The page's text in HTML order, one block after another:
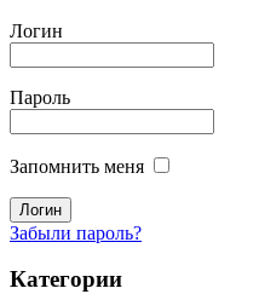
Логин
Пароль
Запомнить меня
Забыли пароль?
Категории